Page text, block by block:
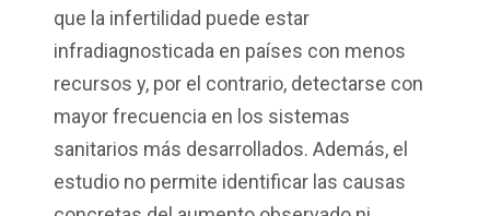
que la infertilidad puede estar
infradiagnosticada en países con menos
recursos y, por el contrario, detectarse con
mayor frecuencia en los sistemas
sanitarios más desarrollados. Además, el
estudio no permite identificar las causas